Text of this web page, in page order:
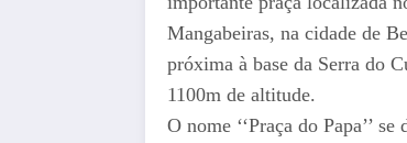
Mangabeiras, na cidade de
próxima à base da Serra do
1100m de altitude.
O nome ‘‘Praça do Papa’’